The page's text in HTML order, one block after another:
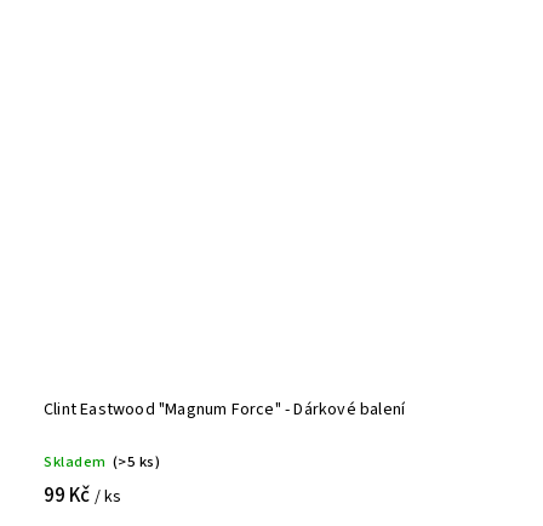
Clint Eastwood "Magnum Force" - Dárkové balení
Skladem (>5 ks)
99 Kč / ks